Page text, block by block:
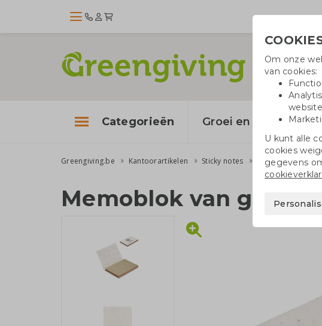
Categorieën Groei en bloei
Greengiving.be Kantoorartikelen Sticky notes Memoblok van
Memoblok van
Om onze
van cookies:
website
U kunt alle
cookies
gegevens